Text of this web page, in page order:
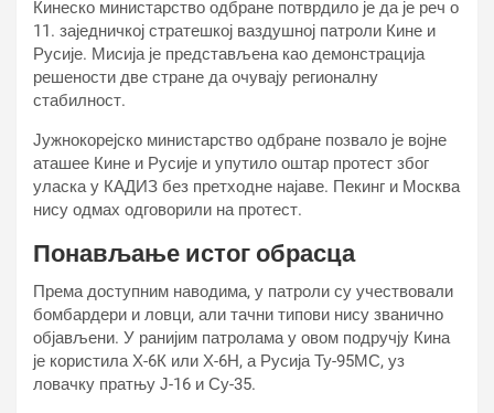
Кинеско министарство одбране потврдило је да је реч о
11. заједничкој стратешкој ваздушној патроли Кине и
Русије. Мисија је представљена као демонстрација
решености две стране да очувају регионалну
стабилност.
Јужнокорејско министарство одбране позвало је војне
аташее Кине и Русије и упутило оштар протест због
уласка у КАДИЗ без претходне најаве. Пекинг и Москва
нису одмах одговорили на протест.
Понављање истог обрасца
Према доступним наводима, у патроли су учествовали
бомбардери и ловци, али тачни типови нису званично
објављени. У ранијим патролама у овом подручју Кина
је користила Х-6К или Х-6Н, а Русија Ту-95МС, уз
ловачку пратњу Ј-16 и Су-35.